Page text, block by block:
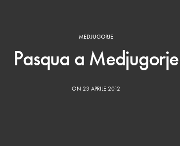
MEDJUGORJE
Pasqua a Medjugorje
ON 23 APRILE 2012